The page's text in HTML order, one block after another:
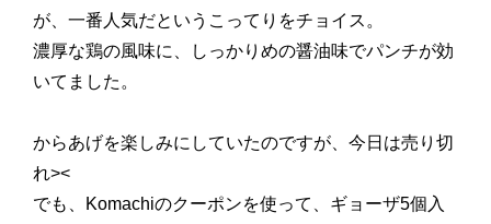
が、一番人気だというこってりをチョイス。
濃厚な鶏の風味に、しっかりめの醤油味でパンチが効
いてました。
からあげを楽しみにしていたのですが、今日は売り切
れ><
でも、Komachiのクーポンを使って、ギョーザ5個入